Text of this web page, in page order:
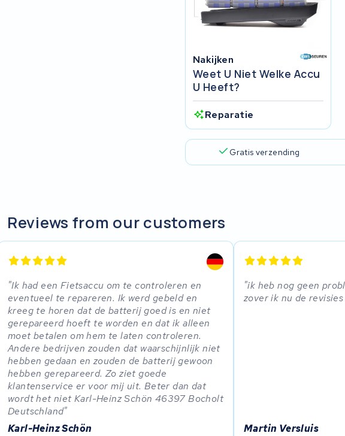
Panasonic
Maratron
Popal
VARTA AG
Van Moof
Technibike
Fylla
Nakijken
Weet U Niet Welke Accu
U Heeft?
Reparatie
Gratis verzending
Reviews from our customers
Ik had een Fietsaccu om te controleren en
eventueel te repareren. Ik werd gebeld en
kreeg te horen dat de batterij goed is en niet
gerepareerd hoeft te worden en dat ik alleen
moet betalen om hem te laten controleren.
Andere bedrijven zouden dat waarschijnlijk niet
hebben gedaan en zouden de batterij gewoon
hebben gerepareerd. Zo ziet goede
klantenservice er voor mij uit. Beter dan dat
wordt het niet Karl-Heinz Schön 46397 Bocholt
Deutschland
Karl-Heinz Schön
ik heb nog geen
zover ik nu de
Martin Versluis